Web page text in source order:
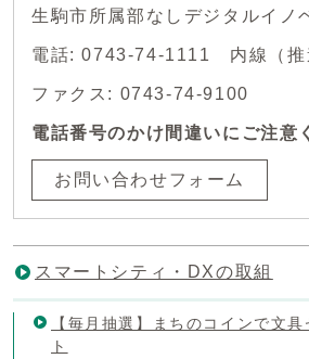
生駒市所属部なしデジタルイノ
電話: 0743-74-1111 内線（推
ファクス: 0743-74-9100
電話番号のかけ間違いにご注意
お問い合わせフォーム
スマートシティ・DXの取組
【毎月抽選】まちのコインで文
ト